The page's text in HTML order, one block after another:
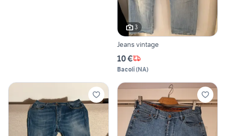
3
Jeans vintage
10 €
Bacoli(NA)